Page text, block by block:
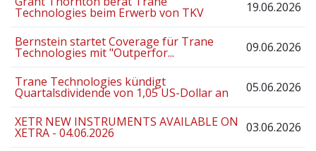
Technologies beim Erwerb von TKV 19.06.2026
Bernstein startet Coverage für Trane
Technologies mit "Outperfor... 09.06.2026
Trane Technologies kündigt
Quartalsdividende von 1,05 US-Dollar an 05.06.2026
XETR NEW INSTRUMENTS AVAILABLE ON
XETRA - 04.06.2026 03.06.2026